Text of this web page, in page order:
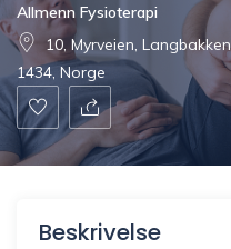
Allmenn Fysioterapi
10, Myrveien,
1434, Norge
Beskrivelse